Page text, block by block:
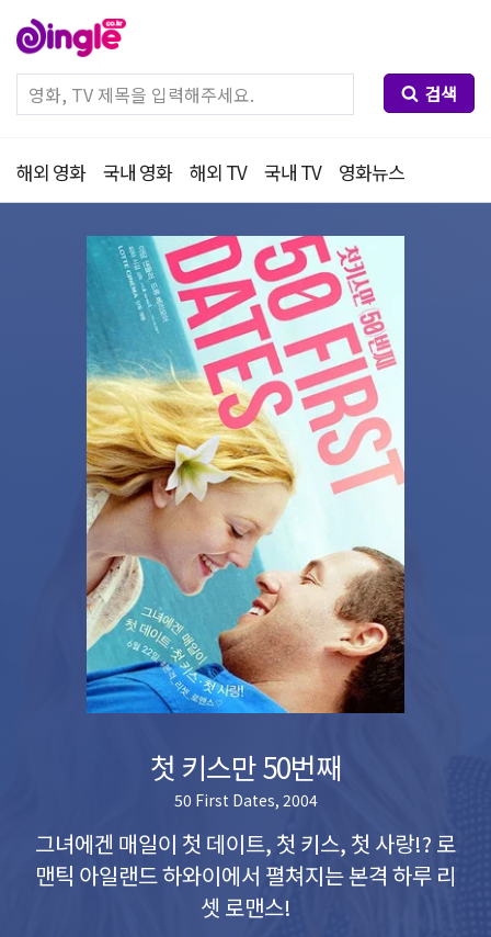
검색
해외 영화 국내 영화 해외 TV 국내 TV 영화뉴스
첫 키스만 50번째
50 First Dates, 2004
그녀에겐 매일이 첫 데이트, 첫 키스, 첫 사랑!? 로
맨틱 아일랜드 하와이에서 펼쳐지는 본격 하루 리
셋 로맨스!